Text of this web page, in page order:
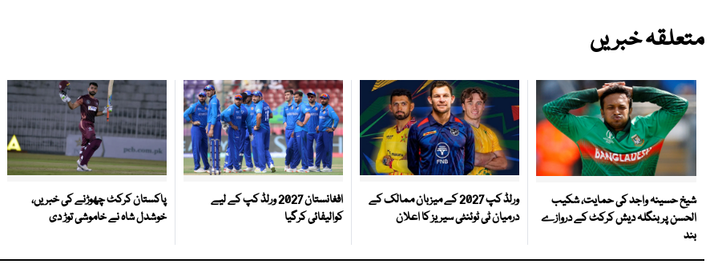
متعلقہ خبریں
شیخ حسینہ واجد کی حمایت، شکیب
الحسن پر بنگلہ دیش کرکٹ کے دروازے
بند
ورلڈ کپ 2027 کے میزبان ممالک کے
درمیان ٹی ٹوئنٹی سیریز کا اعلان
افغانستان 2027 ورلڈ کپ کے لیے
کوالیفائی کرگیا
پاکستان کرکٹ چھوڑنے کی خبریں،
خوشدل شاہ نے خاموشی توڑ دی